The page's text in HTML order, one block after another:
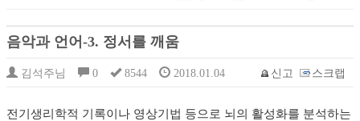
음악과 언어-3. 정서를 깨움
김석주님 0 8544 2018.01.04 신고 스크랩
전기생리학적 기록이나 영상기법 등으로 뇌의 활성화를 분석하는